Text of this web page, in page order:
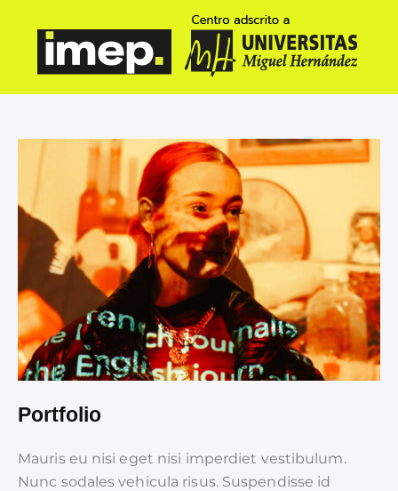
Portfolio
Mauris eu nisi eget nisi imperdiet vestibulum.
Nunc sodales vehicula risus. Suspendisse id